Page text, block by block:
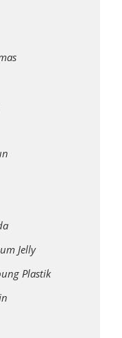
Jelly
Plastik